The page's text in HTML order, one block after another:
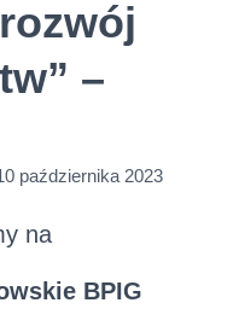
–
października 2023
na
BPIG